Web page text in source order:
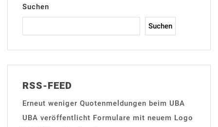
Suchen
Suchen
RSS-FEED
Erneut weniger Quotenmeldungen beim UBA
UBA veröffentlicht Formulare mit neuem Logo